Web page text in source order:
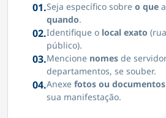
01.Seja específico sobre o que
quando.
02.Identifique o local exato
público).
03.Mencione nomes de
departamentos, se souber.
04.Anexe fotos ou documentos
sua manifestação.